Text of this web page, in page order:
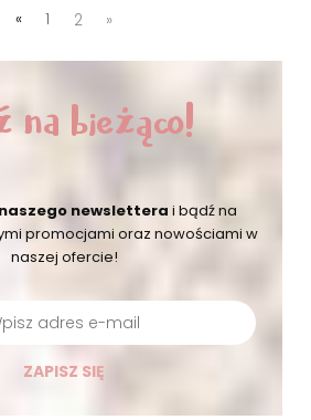
« 1 2 »
na bieżąco!
newslettera i bądź na
promocjami oraz nowościami w
naszej ofercie!
ZAPISZ SIĘ